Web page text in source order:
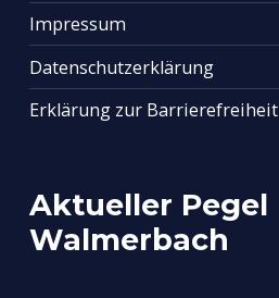
Impressum
Datenschutzerklärung
Erklärung zur Barrierefreiheit
Aktueller Pegel
Walmerbach